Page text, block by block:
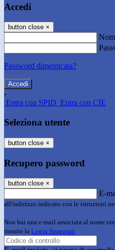
Accedi
button close ×
Password dimenticata?
-
Entra con SPID Entra con CIE
Seleziona utente
button close ×
Recupero password
button close ×
E-
all'indirizzo indicato con le istruzioni
Non hai una e-mail associata al nome
tramite la Login Spaggiari